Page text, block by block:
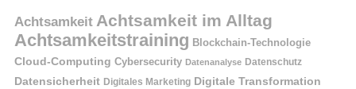
Achtsamkeit Achtsamkeit im Alltag
Achtsamkeitstraining Blockchain-Technologie
Cloud-Computing Cybersecurity Datenanalyse Datenschutz
Datensicherheit Digitales Marketing Digitale Transformation